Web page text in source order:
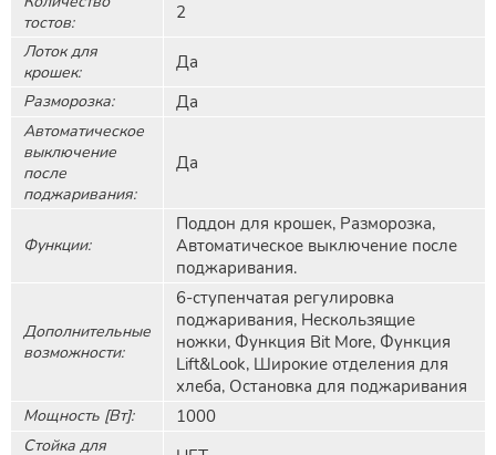
тостов:
2
Лоток для
крошек:
Да
Разморозка: Да
Автоматическое
выключение
после
поджаривания:
Да
Функции:
Поддон для крошек, Разморозка,
Автоматическое выключение после
поджаривания.
Дополнительные
возможности:
6-ступенчатая регулировка
поджаривания, Нескользящие
ножки, Функция Bit More, Функция
Lift&Look, Широкие отделения для
хлеба, Остановка для поджаривания
Мощность [Вт]: 1000
Стойка для